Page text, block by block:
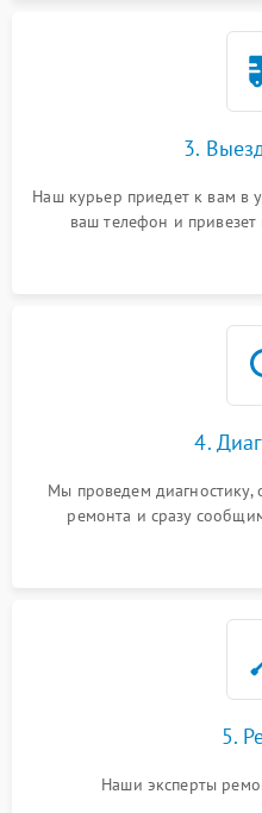
3.
Наш курьер приедет к вам в
ваш телефон и привезет
4.
Мы проведем диагностику,
ремонта и сразу
5.
Наши эксперты